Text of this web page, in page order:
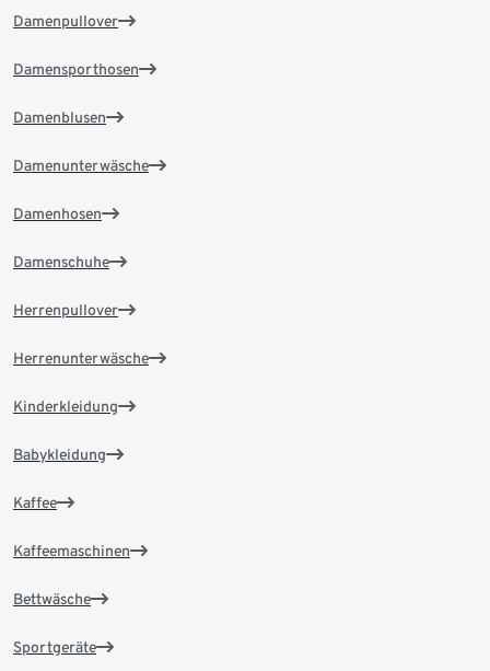
Damenpullover
Damensporthosen
Damenblusen
Damenunterwäsche
Damenhosen
Damenschuhe
Herrenpullover
Herrenunterwäsche
Kinderkleidung
Babykleidung
Kaffee
Kaffeemaschinen
Bettwäsche
Sportgeräte